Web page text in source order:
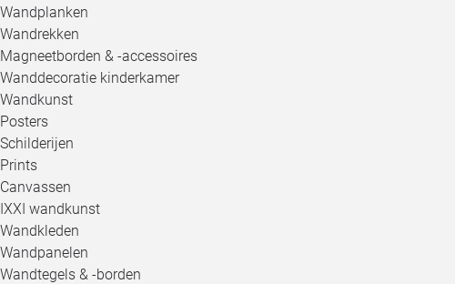
Wandplanken
Wandrekken
Magneetborden & -accessoires
Wanddecoratie kinderkamer
Wandkunst
Posters
Schilderijen
Prints
Canvassen
IXXI wandkunst
Wandkleden
Wandpanelen
Wandtegels & -borden